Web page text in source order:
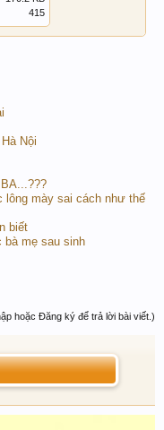
415
Nội
lông mày sai cách như thế
biết
bà mẹ sau sinh
hoặc Đăng ký để trả lời bài viết.)